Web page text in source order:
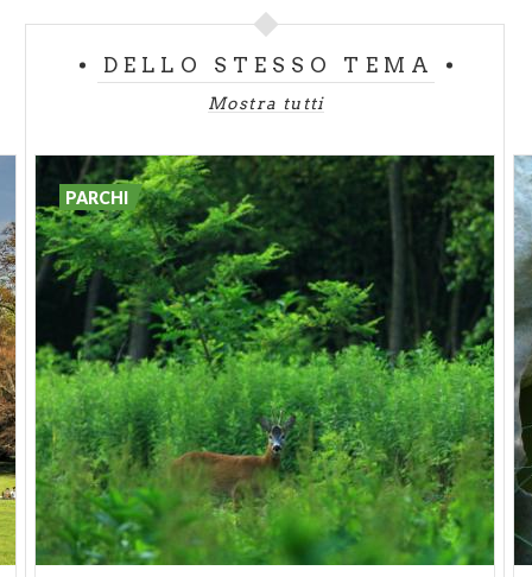
percorso prosegue lungo il cannocchiale prospettico
che parte dalla Villa Reale, incrociando la “Roggia
Principe”, con le sue due querce gemelle, inserite tra
passo sul prato, per scoprire uno splendido ginkgo,
caratteristica essenza giapponese, e,
semplicemente voltandosi, la grande sequoia
americana dal tipico tronco rossiccio. A lato della
Villa, c’è l'albero dei tulipani, che in autunno sembra
dipinto da un'artista. A chiudere questo angolo dei
Giardini, un monumentale cedro del Libano.
LUNGO IL VIALE DEI CARPINI
A questo punto l'itinerario esce dai Giardini della
Villa e si addentra nel cuore dell'ottocentesco Parco
di Monza. Oltrepassato il muro di cinta che divide i
Giardini dal Parco, potrai ammirare il Padiglione
Cavriga, uno splendido esempio di architettura
DELLO STESSO TEMA
Mostra tutti
PARCHI